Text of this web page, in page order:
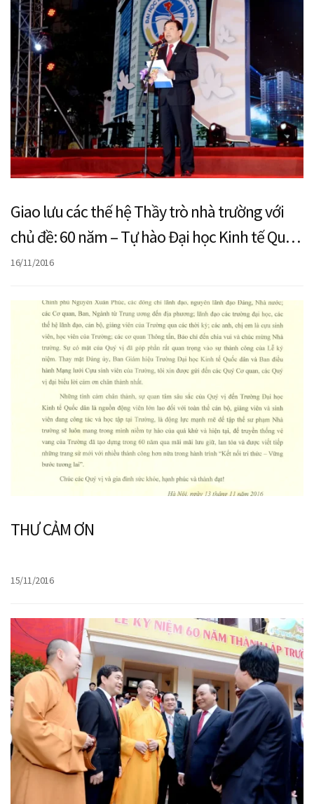
Giao lưu các thế hệ Thầy trò nhà trường với
chủ đề: 60 năm – Tự hào Đại học Kinh tế Quốc
dân
16/11/2016
THƯ CẢM ƠN
15/11/2016